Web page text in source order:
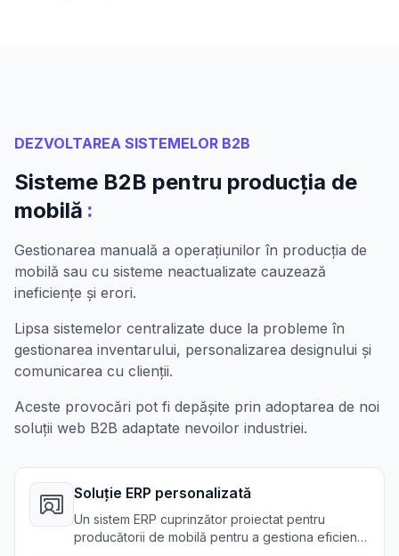
DEZVOLTAREA SISTEMELOR B2B
Sisteme B2B pentru producția de
mobilă :
Gestionarea manuală a operațiunilor în producția de
mobilă sau cu sisteme neactualizate cauzează
ineficiențe și erori.
Lipsa sistemelor centralizate duce la probleme în
gestionarea inventarului, personalizarea designului și
comunicarea cu clienții.
Aceste provocări pot fi depășite prin adoptarea de noi
soluții web B2B adaptate nevoilor industriei.
Soluție ERP personalizată
Un sistem ERP cuprinzător proiectat pentru
producătorii de mobilă pentru a gestiona eficient